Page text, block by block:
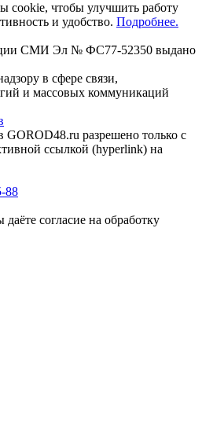
cookie, чтобы улучшить работу
и удобство. Подробнее.
СМИ Эл № ФС77-52350 выдано
в сфере связи,
и массовых коммуникаций
GOROD48.ru разрешено только с
ссылкой (hyperlink) на
88
согласие на обработку